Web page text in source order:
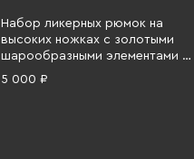
Набор ликерных рюмок на
высоких ножках с золотыми
шарообразными элементами у
основания (6 шт.), Bohemia
5 000 ₽